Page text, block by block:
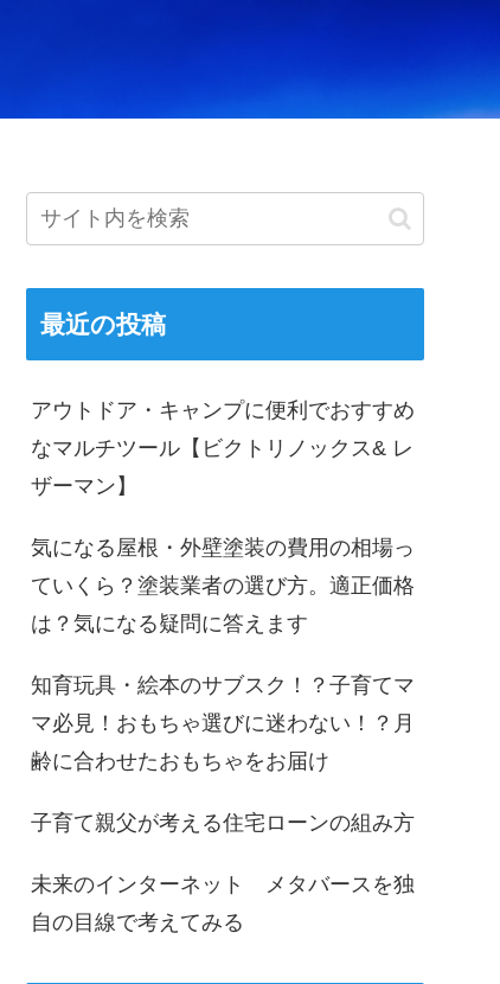
最近の投稿
アウトドア・キャンプに便利でおすすめ
なマルチツール【ビクトリノックス& レ
ザーマン】
気になる屋根・外壁塗装の費用の相場っ
ていくら？塗装業者の選び方。適正価格
は？気になる疑問に答えます
知育玩具・絵本のサブスク！？子育てマ
マ必見！おもちゃ選びに迷わない！？月
齢に合わせたおもちゃをお届け
子育て親父が考える住宅ローンの組み方
未来のインターネット メタバースを独
自の目線で考えてみる